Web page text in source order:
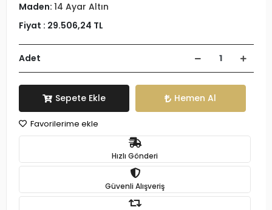
Maden: 14 Ayar Altın
Fiyat : 29.506,24 TL
Adet
Sepete Ekle Hemen Al
Favorilerime ekle
Hızlı Gönderi
Güvenli Alışveriş